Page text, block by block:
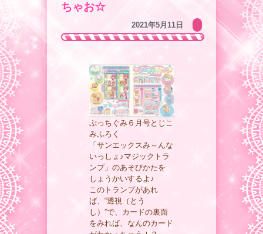
ちゃお☆
2021年5月11日
ぷっちぐみ６月号とじこ
みふろく
「サンエックスみ～んな
いっしょ♪マジックトラ
ンプ」のあそびかたを
しょうかいするよ♪
このトランプがあれ
ば、“透視（とう
し）”で、カードの裏面
をみれば、なんのカード